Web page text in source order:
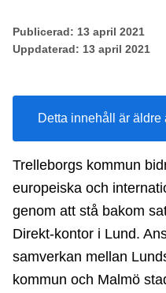
Publicerad: 13 april 2021
Uppdaterad: 13 april 2021
Detta innehåll är äldre
Trelleborgs kommun
europeiska och
genom att stå bakom
Direkt-kontor i Lund.
samverkan mellan
kommun och Malmö